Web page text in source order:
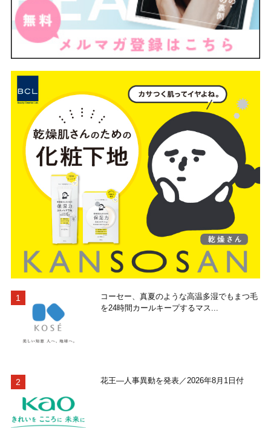
コーセー、真夏のような高温多湿でもまつ毛
を24時間カールキープするマス...
花王―人事異動を発表／2026年8月1日付